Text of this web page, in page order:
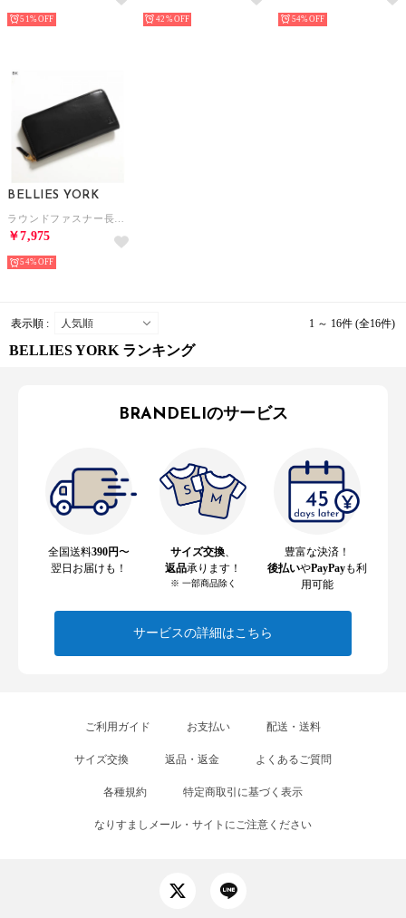
51% 42% 54%
BELLIES YORK
￥7,975
54%
表示順 : 1 ～ 16件 (全16件)
BELLIES YORK ランキング
BRANDELIのサービス
全国送料390円〜
翌日お届けも！
サイズ交換、
返品承ります！
※ 一部商品除く
豊富な決済！
後払いやPayPayも利
用可能
サービスの詳細はこちら
ご利用ガイド お支払い 配送・送料
サイズ交換 返品・返金 よくあるご質問
各種規約 特定商取引に基づく表示
なりすましメール・サイトにご注意ください